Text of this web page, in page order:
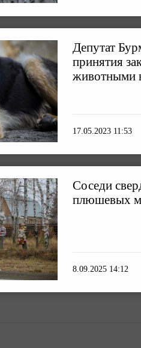
Депутат
принятия
животными
17.05.2023 11:53
Соседи
плюшевых
8.09.2025 14:12